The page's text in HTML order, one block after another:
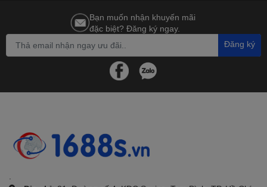
Bạn muốn nhận khuyến mãi
đặc biệt? Đăng ký ngay.
Đăng ký